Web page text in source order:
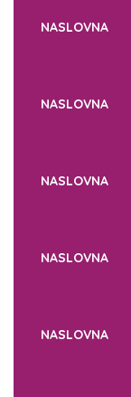
NASLOVNA
NASLOVNA
NASLOVNA
NASLOVNA
NASLOVNA